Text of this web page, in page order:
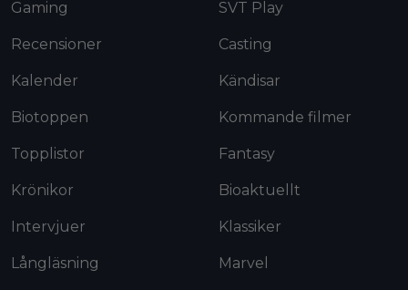
Gaming
Recensioner
Kalender
Biotoppen
Topplistor
Krönikor
Intervjuer
Långläsning
SVT Play
Casting
Kändisar
Kommande filmer
Fantasy
Bioaktuellt
Klassiker
Marvel